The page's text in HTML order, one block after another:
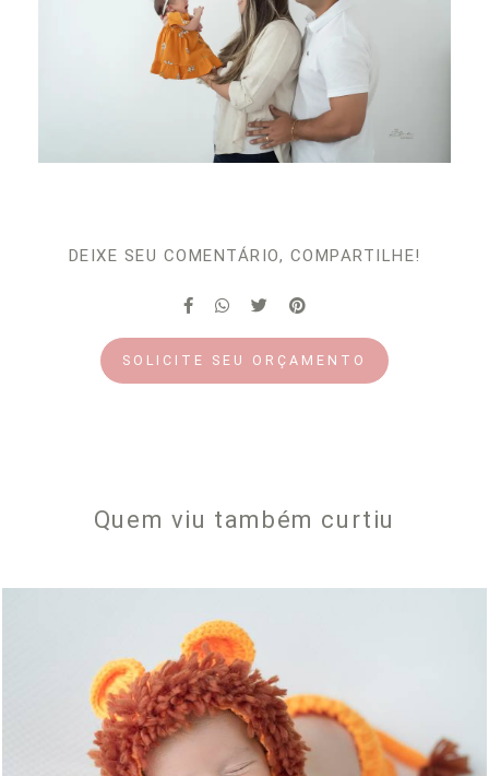
DEIXE SEU COMENTÁRIO, COMPARTILHE!
SOLICITE SEU ORÇAMENTO
Quem viu também curtiu